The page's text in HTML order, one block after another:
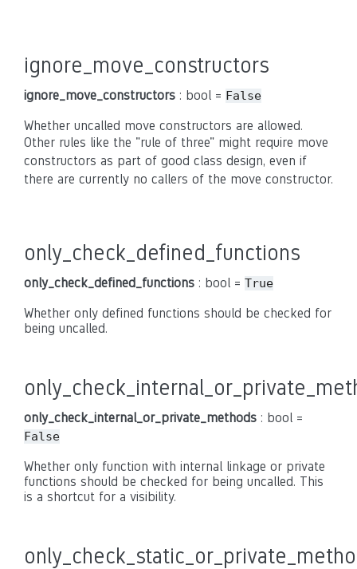
ignore_move_constructors
ignore_move_constructors : bool = False
Whether uncalled move constructors are allowed.
Other rules like the "rule of three" might require move
constructors as part of good class design, even if
there are currently no callers of the move constructor.
only_check_defined_functions
only_check_defined_functions : bool = True
Whether only defined functions should be checked for
being uncalled.
only_check_internal_or_private_methods : bool =
False
Whether only function with internal linkage or private
functions should be checked for being uncalled. This
is a shortcut for a visibility.